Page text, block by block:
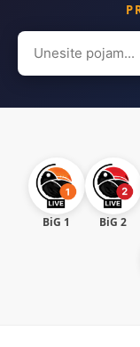
Search
for:
BiG 1 BiG 2